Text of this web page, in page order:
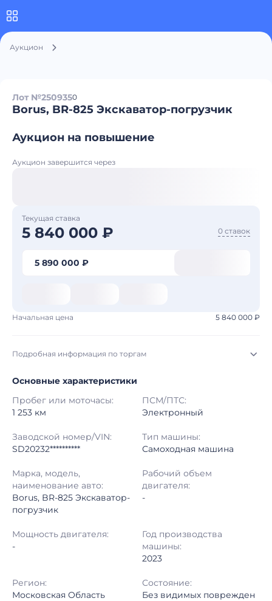
Аукцион
Лот №2509350
Borus, BR-825 Экскаватор-погрузчик
Аукцион на повышение
Аукцион завершится через
Текущая ставка
5 840 000 ₽ 0 ставок
5 890 000 ₽
Начальная цена 5 840 000 ₽
Подробная информация по торгам
Начало торгов: 07.08.2026, 00:30 МСК
Конец торгов: 14.08.2026, 01:30 МСК
Тип аукциона: Открытые торги
Шаг торгов: 50 000 ₽
Кол-во ставок:
Регион: Московская Область
Основные характеристики
Пробег или моточасы:
1 253 км
ПСМ/ПТС:
Электронный
Заводской номер/VIN:
SD20232**********
Тип машины:
Самоходная машина
Марка, модель,
наименование авто:
Borus, BR-825 Экскаватор-
погрузчик
Рабочий объем
двигателя:
-
Мощность двигателя:
-
Год производства
машины:
2023
Регион:
Московская Область
Состояние:
Без видимых поврежден